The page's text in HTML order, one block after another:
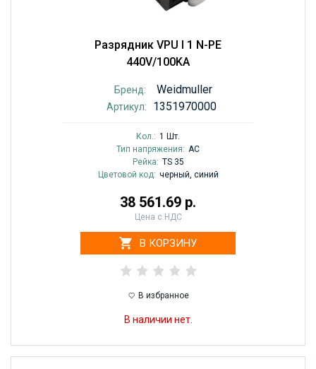
Разрядник VPU I 1 N-PE
440V/100KA
Бренд: Weidmuller
Артикул: 1351970000
Кол.: 1 Шт.
Тип напряжения: AC
Рейка: TS 35
Цветовой код: черный, синий
38 561.69 р.
Цена с НДС
В КОРЗИНУ
В избранное
В наличии нет.